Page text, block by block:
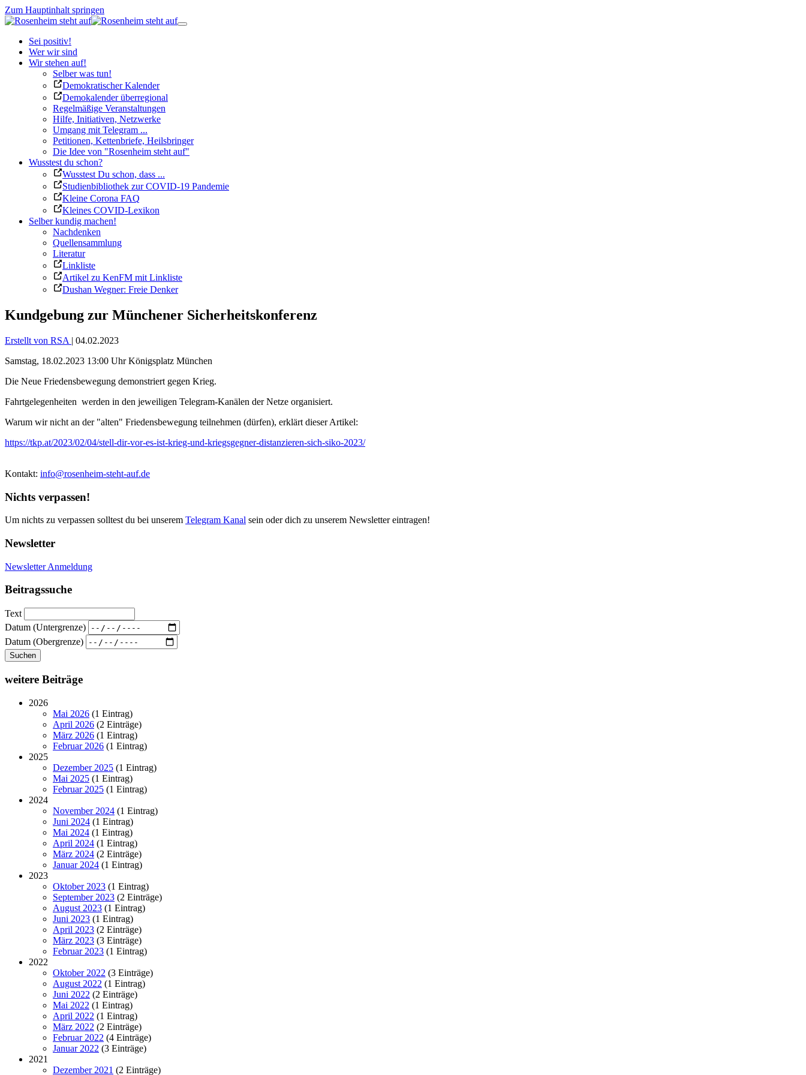
Zum Hauptinhalt springen
Sei positiv!
Wer wir sind
Wir stehen auf!
Selber was tun!
Demokratischer Kalender
Demokalender überregional
Regelmäßige Veranstaltungen
Hilfe, Initiativen, Netzwerke
Umgang mit Telegram ...
Petitionen, Kettenbriefe, Heilsbringer
Die Idee von "Rosenheim steht auf"
Wusstest du schon?
Wusstest Du schon, dass ...
Studienbibliothek zur COVID-19 Pandemie
Kleine Corona FAQ
Kleines COVID-Lexikon
Selber kundig machen!
Nachdenken
Quellensammlung
Literatur
Linkliste
Artikel zu KenFM mit Linkliste
Dushan Wegner: Freie Denker
Kundgebung zur Münchener Sicherheitskonferenz
Erstellt von RSA | 04.02.2023
Samstag, 18.02.2023 13:00 Uhr Königsplatz München
Die Neue Friedensbewegung demonstriert gegen Krieg.
Fahrtgelegenheiten werden in den jeweiligen Telegram-Kanälen der Netze organisiert.
Warum wir nicht an der "alten" Friedensbewegung teilnehmen (dürfen), erklärt dieser Artikel:
https://tkp.at/2023/02/04/stell-dir-vor-es-ist-krieg-und-kriegsgegner-distanzieren-sich-siko-2023/
Kontakt: info@rosenheim-steht-auf.de
Nichts verpassen!
Um nichts zu verpassen solltest du bei unserem Telegram Kanal sein oder dich zu unserem Newsletter eintragen!
Newsletter
Newsletter Anmeldung
Beitragssuche
Text
Datum (Untergrenze)
Datum (Obergrenze)
Suchen
weitere Beiträge
2026
Mai 2026 (1 Eintrag)
April 2026 (2 Einträge)
März 2026 (1 Eintrag)
Februar 2026 (1 Eintrag)
2025
Dezember 2025 (1 Eintrag)
Mai 2025 (1 Eintrag)
Februar 2025 (1 Eintrag)
2024
November 2024 (1 Eintrag)
Juni 2024 (1 Eintrag)
Mai 2024 (1 Eintrag)
April 2024 (1 Eintrag)
März 2024 (2 Einträge)
Januar 2024 (1 Eintrag)
2023
Oktober 2023 (1 Eintrag)
September 2023 (2 Einträge)
August 2023 (1 Eintrag)
Juni 2023 (1 Eintrag)
April 2023 (2 Einträge)
März 2023 (3 Einträge)
Februar 2023 (1 Eintrag)
2022
Oktober 2022 (3 Einträge)
August 2022 (1 Eintrag)
Juni 2022 (2 Einträge)
Mai 2022 (1 Eintrag)
April 2022 (1 Eintrag)
März 2022 (2 Einträge)
Februar 2022 (4 Einträge)
Januar 2022 (3 Einträge)
2021
Dezember 2021 (2 Einträge)